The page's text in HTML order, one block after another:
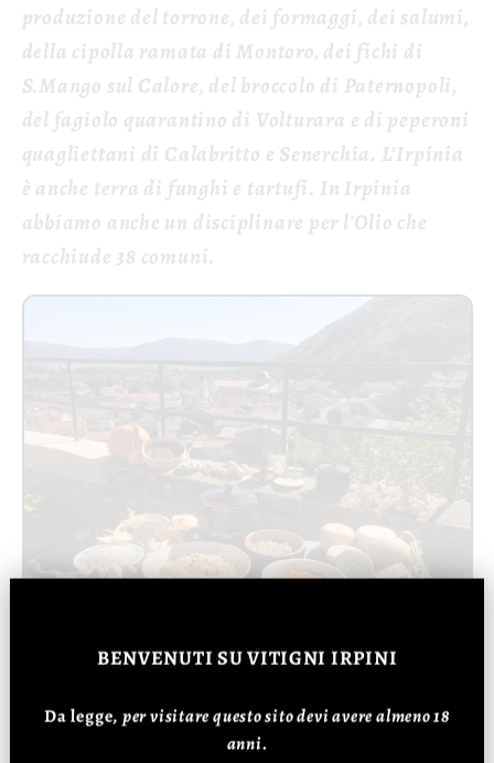
produzione del torrone, dei formaggi, dei salumi,
della cipolla ramata di Montoro, dei fichi di
S.Mango sul Calore, del broccolo di Paternopoli,
del fagiolo quarantino di Volturara e di peperoni
quagliettani di Calabritto e Senerchia. L’Irpinia
è anche terra di funghi e tartufi. In Irpinia
abbiamo anche un disciplinare per l'Olio che
racchiude 38 comuni.
Bisaccia: il Castello Ducale e il Museo
Archeologico
BENVENUTI SU VITIGNI IRPINI
Da legge, per visitare questo sito devi avere almeno 18
anni.